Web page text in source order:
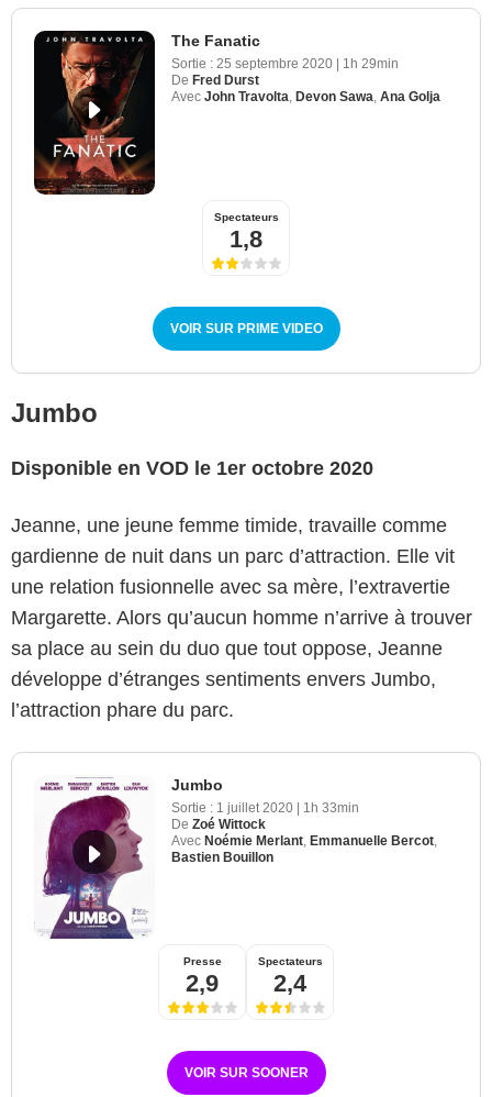
The Fanatic
Sortie : 25 septembre 2020
1h 29min
De Fred Durst
Avec John Travolta, Devon Sawa, Ana Golja
Spectateurs
1,8
VOIR SUR PRIME VIDEO
Jumbo
Disponible en VOD le 1er octobre 2020
Jeanne, une jeune femme timide, travaille comme
gardienne de nuit dans un parc d’attraction. Elle vit
une relation fusionnelle avec sa mère, l’extravertie
Margarette. Alors qu’aucun homme n’arrive à trouver
sa place au sein du duo que tout oppose, Jeanne
développe d’étranges sentiments envers Jumbo,
l’attraction phare du parc.
Jumbo
Sortie : 1 juillet 2020
1h 33min
De Zoé Wittock
Avec Noémie Merlant, Emmanuelle Bercot,
Bastien Bouillon
Presse
2,9
Spectateurs
2,4
VOIR SUR SOONER